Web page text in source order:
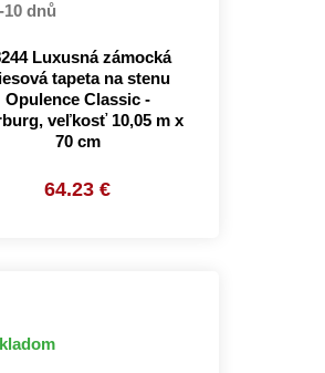
10 dnů
Luxusná zámocká
tapeta na stenu
Opulence Classic -
veľkosť 10,05 m x
70 cm
64.23 €